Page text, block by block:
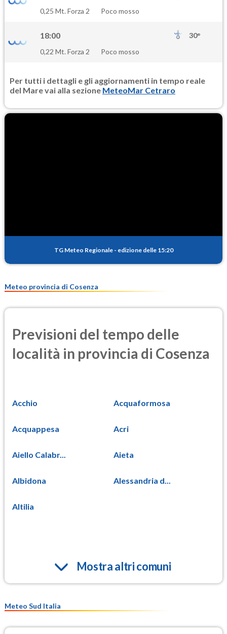
0,25 Mt. Forza 2
Poco mosso
18:00
30°
0,22 Mt. Forza 2
Poco mosso
Per tutti i dettagli e gli aggiornamenti in tempo reale
del Mare vai alla sezione MeteoMar Cetraro
TG Meteo Regionale - edizione delle 15:20
Meteo provincia di Cosenza
Previsioni del tempo delle
località in provincia di Cosenza
Acchio Acquaformosa
Acquappesa Acri
Aiello Calabr... Aieta
Albidona Alessandria d...
Altilia
Mostra altri comuni
Meteo Sud Italia